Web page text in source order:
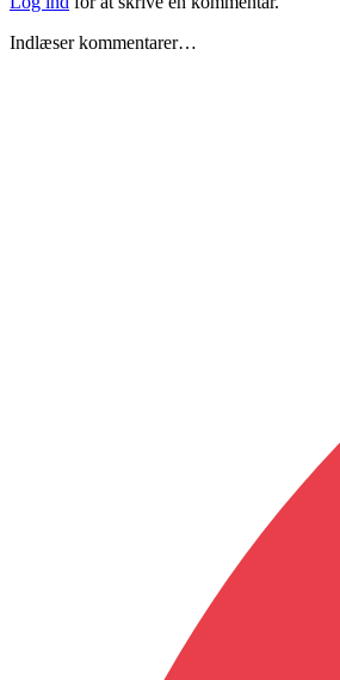
Indlæser kommentarer…